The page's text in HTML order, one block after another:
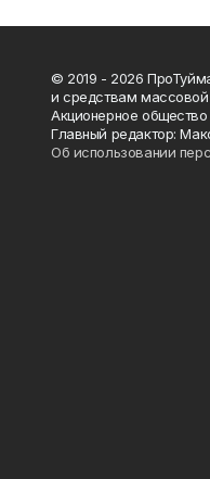
© 2019 - 2026
и средствам
Акционерное
Главный редактор:
Об использовании